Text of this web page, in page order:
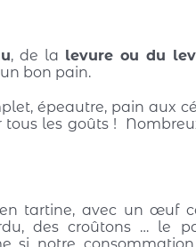
, de la levure ou du
bon pain.
épeautre, pain aux
les goûts !
tartine, avec un œuf
des croûtons … le